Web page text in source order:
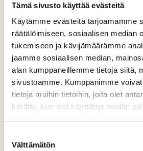
Tämä sivusto käyttää evästeitä
Käytämme evästeitä tarjoamamme
räätälöimiseen, sosiaalisen median
tukemiseen ja kävijämäärämme
jaamme sosiaalisen median,
alan kumppaneillemme tietoja siitä,
sivustoamme. Kumppanimme
tietoja muihin tietoihin, joita olet
kerätty, kun olet käyttänyt heidän
valinta
Välttämätön
Maalaustyöt saatiin
– ja laadukkaasti
maalareidemme toimesta.
kokonaisuudessaan 4-